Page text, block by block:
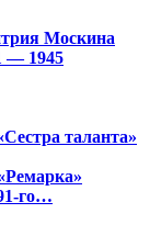
Москина
— 1945
таланта»
го…